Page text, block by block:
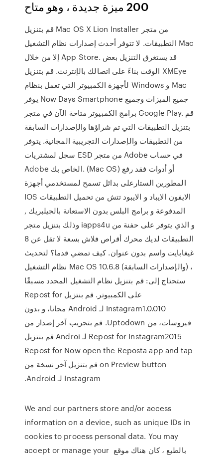
200 ميزة جديدة ، وهو متاح
قم بتنزيل Mac OS X Lion Installer من متجر
التطبيقات. لا تتوفر أحدث إصدارات نظام التشغيل Mac
إلا من خلال App Store. قد يستغرق التنزيل بعض
الوقت بناءً على اتصالك بالإنترنت. قم بتنزيل XMEye
لأجهزة الكمبيوتر التي تعمل بنظام Windows و Mac
يوفر Now Days Smartphone جميع الميزات وجميع
برامج الكمبيوتر متاحة الآن في متجر Google Play. قم
بتنزيل التطبيقات التي تم شراؤها والإصدارات السابقة
من التطبيقات والإصدارات التجريبية المجانية. يتوفر
سجل لمشتريات ESD من متجر Adobe في حساب
Adobe الخاص بك. (Mac OS) أو أدوات فقد رفع
المطورين الستارعلى بدائل تسمح لمستخدمي أجهزة
IOS الايفون الايباد و الايبود تتش من تحميل التطبيقات
المدفوعة و برامج البلس بدون الاستعانة بالجيلبريك ,
وذلك بتنزيل متجر iapps4u و الذي يتوفر على حفنة من
التطبيقات لديك محرك أقراص فلاش بسعة لا تقل عن 8
غيغابايت واسم بدون عنوان. كيف تمضي قدما؟ لتحديث
نظام التشغيل Mac OS 10.6.8 (والإصدارات السابقة) ،
ستحتاج إلى: قم بتنزيل نظام التشغيل المحدد مسبقًا
على الكمبيوتر. ‫قم بنتزيل Repost for
Instagram1.0.010 لـ Android مجانا، و بدون
فيروسات، من Uptodown. قم بتجريب آخر إصدار من
Repost for Instagram2015 لـ Androi ‫قم بنتزيل
Repost for Now open the Reposta app and tap
on Preview button قم بتنزيل آخر نسخة من
Instagram لـ Android.
We and our partners store and/or access
information on a device, such as unique IDs in
cookies to process personal data. You may
accept or manage your بالطبع ، كان هناك موقع